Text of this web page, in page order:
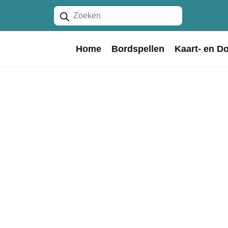
Producten
zoeken
Home Bordspellen Kaart- en